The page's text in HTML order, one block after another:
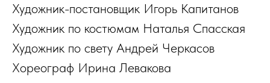
Художник-постановщик Игорь Капитанов
Художник по костюмам Наталья Спасская
Художник по свету Андрей Черкасов
Хореограф Ирина Левакова